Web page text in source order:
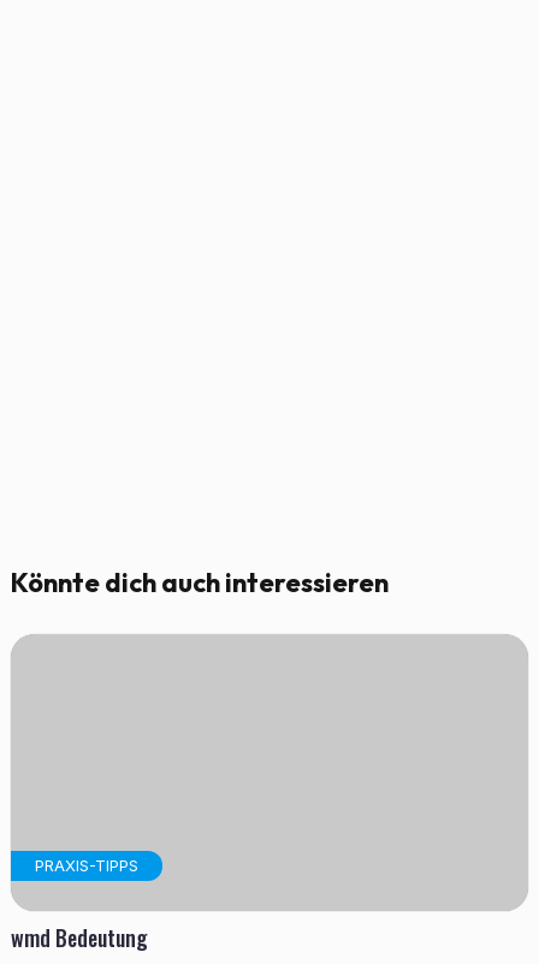
Könnte dich auch interessieren
PRAXIS-TIPPS
wmd Bedeutung